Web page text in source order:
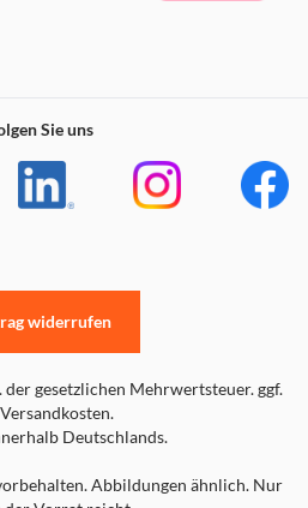
Sie uns
gesetzlichen Mehrwertsteuer. ggf.
Deutschlands.
Abbildungen ähnlich. Nur
widerrufen